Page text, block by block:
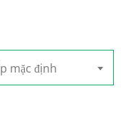
mặc định